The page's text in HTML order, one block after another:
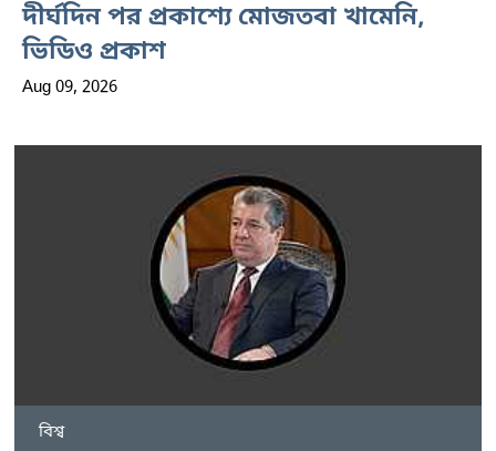
দীর্ঘদিন পর প্রকাশ্যে মোজতবা খামেনি,
ভিডিও প্রকাশ
Aug 09, 2026
বিশ্ব